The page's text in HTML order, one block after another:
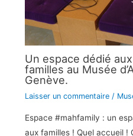
Un espace dédié
familles au Musée
Genève.
Laisser un commentaire /
Espace #mahfamily : un
aux familles ! Quel accueil !